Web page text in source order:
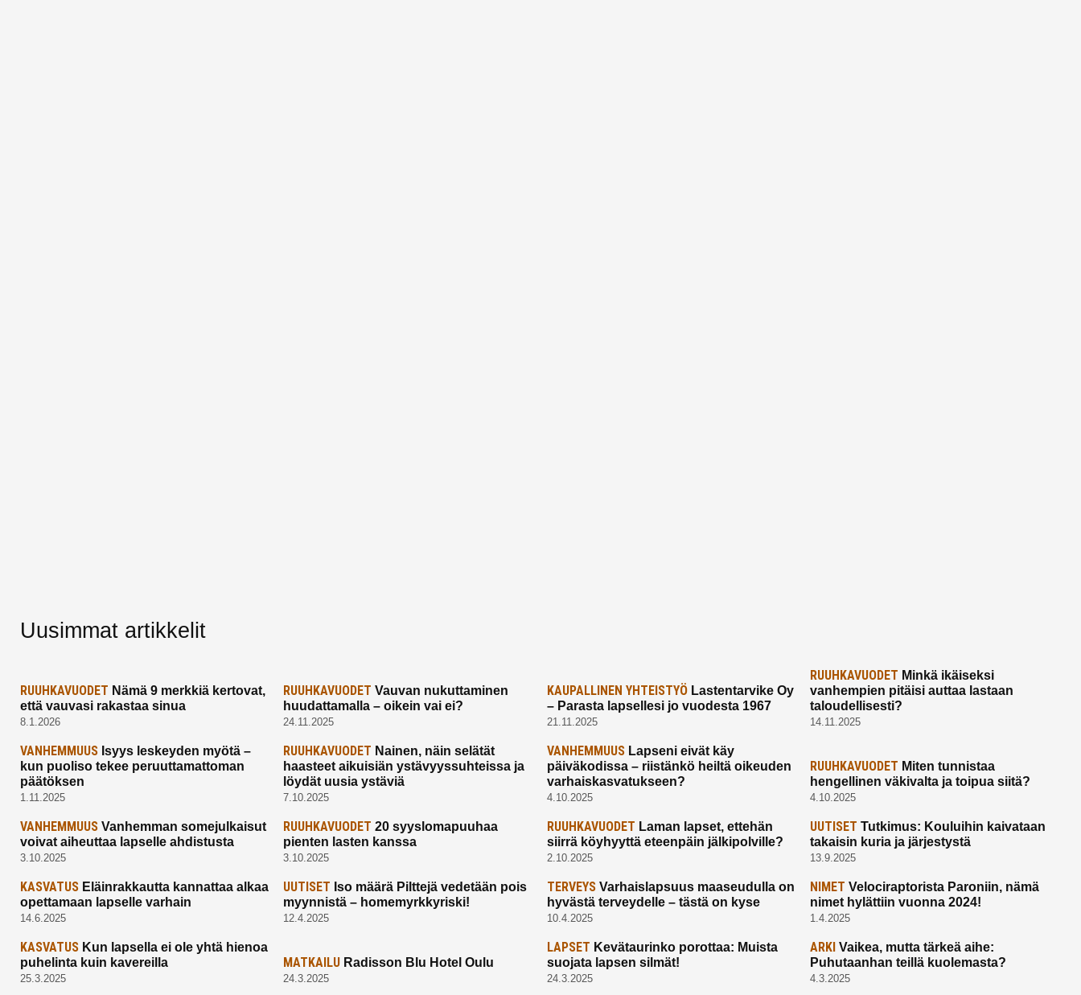
Uusimmat artikkelit
RUUHKAVUODET Nämä 9 merkkiä kertovat,
että vauvasi rakastaa sinua
8.1.2026
RUUHKAVUODET Vauvan nukuttaminen
huudattamalla – oikein vai ei?
24.11.2025
KAUPALLINEN YHTEISTYÖLastentarvike Oy
– Parasta lapsellesi jo vuodesta 1967
21.11.2025
RUUHKAVUODET Minkä ikäiseksi
vanhempien pitäisi auttaa lastaan
taloudellisesti?
14.11.2025
VANHEMMUUS Isyys leskeyden myötä –
kun puoliso tekee peruuttamattoman
päätöksen
1.11.2025
RUUHKAVUODET Nainen, näin selätät
haasteet aikuisiän ystävyyssuhteissa ja
löydät uusia ystäviä
7.10.2025
VANHEMMUUSLapseni eivät käy
päiväkodissa – riistänkö heiltä oikeuden
varhaiskasvatukseen?
4.10.2025
RUUHKAVUODET Miten tunnistaa
hengellinen väkivalta ja toipua siitä?
4.10.2025
VANHEMMUUS Vanhemman somejulkaisut
voivat aiheuttaa lapselle ahdistusta
3.10.2025
RUUHKAVUODET 20 syyslomapuuhaa
pienten lasten kanssa
3.10.2025
RUUHKAVUODET Laman lapset, ettehän
siirrä köyhyyttä eteenpäin jälkipolville?
2.10.2025
UUTISET Tutkimus: Kouluihin kaivataan
takaisin kuria ja järjestystä
13.9.2025
KASVATUS Eläinrakkautta kannattaa alkaa
opettamaan lapselle varhain
14.6.2025
UUTISET Iso määrä Pilttejä vedetään pois
myynnistä – homemyrkkyriski!
12.4.2025
TERVEYSVarhaislapsuus maaseudulla on
hyvästä terveydelle – tästä on kyse
10.4.2025
NIMET Velociraptorista Paroniin, nämä
nimet hylättiin vuonna 2024!
1.4.2025
KASVATUS Kun lapsella ei ole yhtä hienoa
puhelinta kuin kavereilla
25.3.2025
MATKAILU Radisson Blu Hotel Oulu
24.3.2025
LAPSET Kevätaurinko porottaa: Muista
suojata lapsen silmät!
24.3.2025
ARKI Vaikea, mutta tärkeä aihe:
Puhutaanhan teillä kuolemasta?
4.3.2025